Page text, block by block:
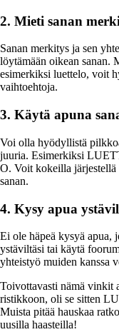
2. Mieti sanan
Sanan merkitys ja sen
löytämään oikean sanan.
esimerkiksi luettelo, voit
vaihtoehtoja.
3. Käytä apuna
Voi olla hyödyllistä
juuria. Esimerkiksi
O. Voit kokeilla
sanan.
4. Kysy apua
Ei ole häpeä kysyä apua,
ystäviltäsi tai käytä
yhteistyö muiden kanssa
Toivottavasti nämä vinkit
ristikkoon, oli se sitten
Muista pitää hauskaa
uusilla haasteilla!